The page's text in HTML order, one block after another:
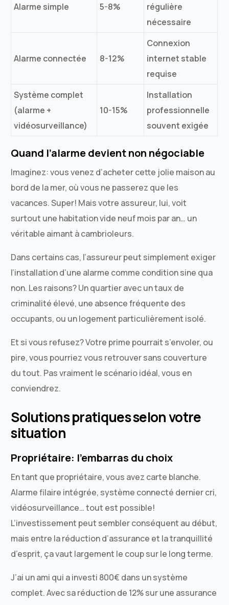
Alarme simple 5-8%
régulière
nécessaire
Alarme connectée 8-12%
Connexion
internet stable
requise
Système complet
(alarme +
vidéosurveillance)
10-15%
Installation
professionnelle
souvent exigée
Quand l’alarme devient non négociable
Imaginez: vous venez d’acheter cette jolie maison au
bord de la mer, où vous ne passerez que les
vacances. Super! Mais votre assureur, lui, voit
surtout une habitation vide neuf mois par an… un
véritable aimant à cambrioleurs.
Dans certains cas, l’assureur peut simplement exiger
l’installation d’une alarme comme condition sine qua
non. Les raisons? Un quartier avec un taux de
criminalité élevé, une absence fréquente des
occupants, ou un logement particulièrement isolé.
Et si vous refusez? Votre prime pourrait s’envoler, ou
pire, vous pourriez vous retrouver sans couverture
du tout. Pas vraiment le scénario idéal, vous en
conviendrez.
Solutions pratiques selon votre
situation
Propriétaire: l’embarras du choix
En tant que propriétaire, vous avez carte blanche.
Alarme filaire intégrée, système connecté dernier cri,
vidéosurveillance… tout est possible!
L’investissement peut sembler conséquent au début,
mais entre la réduction d’assurance et la tranquillité
d’esprit, ça vaut largement le coup sur le long terme.
J’ai un ami qui a investi 800€ dans un système
complet. Avec sa réduction de 12% sur une assurance